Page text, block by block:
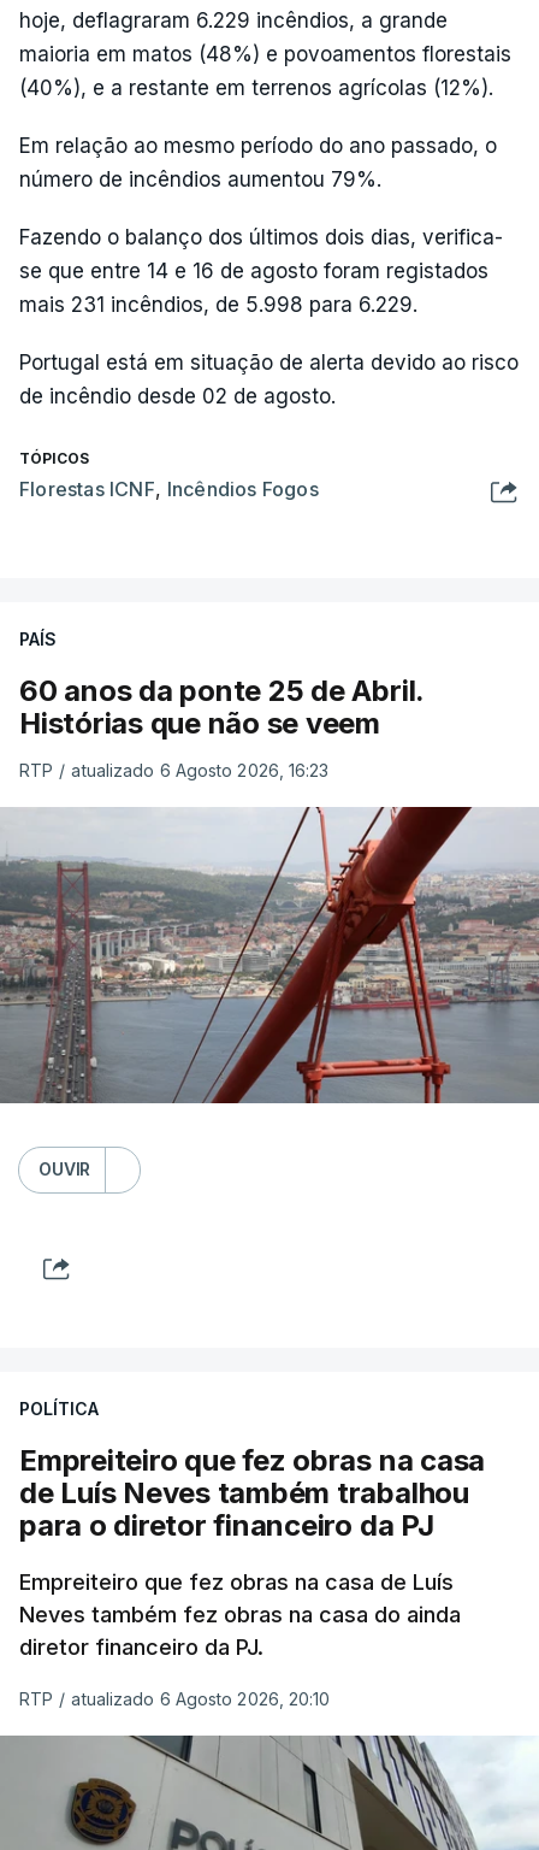
hoje, deflagraram 6.229 incêndios, a grande
maioria em matos (48%) e povoamentos florestais
(40%), e a restante em terrenos agrícolas (12%).
Em relação ao mesmo período do ano passado, o
número de incêndios aumentou 79%.
Fazendo o balanço dos últimos dois dias, verifica-
se que entre 14 e 16 de agosto foram registados
mais 231 incêndios, de 5.998 para 6.229.
Portugal está em situação de alerta devido ao risco
de incêndio desde 02 de agosto.
TÓPICOS
Florestas ICNF, Incêndios Fogos
PAÍS
60 anos da ponte 25 de Abril.
Histórias que não se veem
RTP / atualizado 6 Agosto 2026, 16:23
OUVIR
POLÍTICA
Empreiteiro que fez obras na casa
de Luís Neves também trabalhou
para o diretor financeiro da PJ
Empreiteiro que fez obras na casa de Luís
Neves também fez obras na casa do ainda
diretor financeiro da PJ.
RTP / atualizado 6 Agosto 2026, 20:10